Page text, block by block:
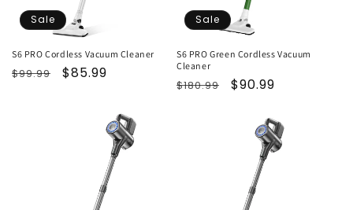
Sale
S6 PRO Cordless Vacuum Cleaner
Normaler
$99.99 Verkaufspreis
$85.99
Sale
S6 PRO Green Cordless Vacuum
Cleaner
Normaler
$180.99 Verkaufspreis
$90.99